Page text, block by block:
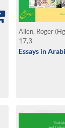
Allen, Roger
17,3
Essays in